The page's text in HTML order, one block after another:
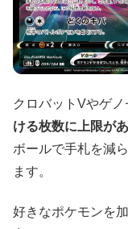
クロバットVやゲ
ける枚数に上限が
ボールで手札を減
ます。
好きなポケモンを